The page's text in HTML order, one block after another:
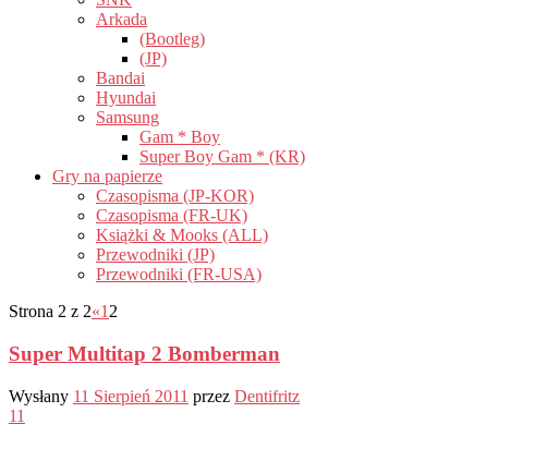
Arkada
(Bootleg)
(JP)
Bandai
Hyundai
Samsung
Gam * Boy
Super Boy Gam * (KR)
Gry na papierze
Czasopisma (JP-KOR)
Czasopisma (FR-UK)
Książki & Mooks (ALL)
Przewodniki (JP)
Przewodniki (FR-USA)
Strona 2 z 2«1 2
Super Multitap 2 Bomberman
Wysłany 11 Sierpień 2011 przez Dentifritz
11